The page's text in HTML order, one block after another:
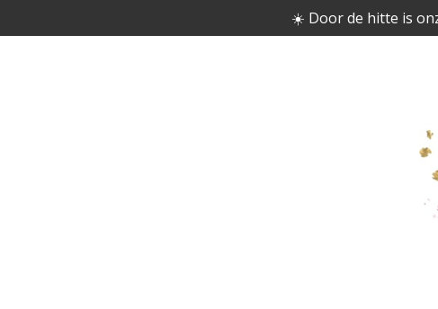
direct
☀️ Door de hitte is